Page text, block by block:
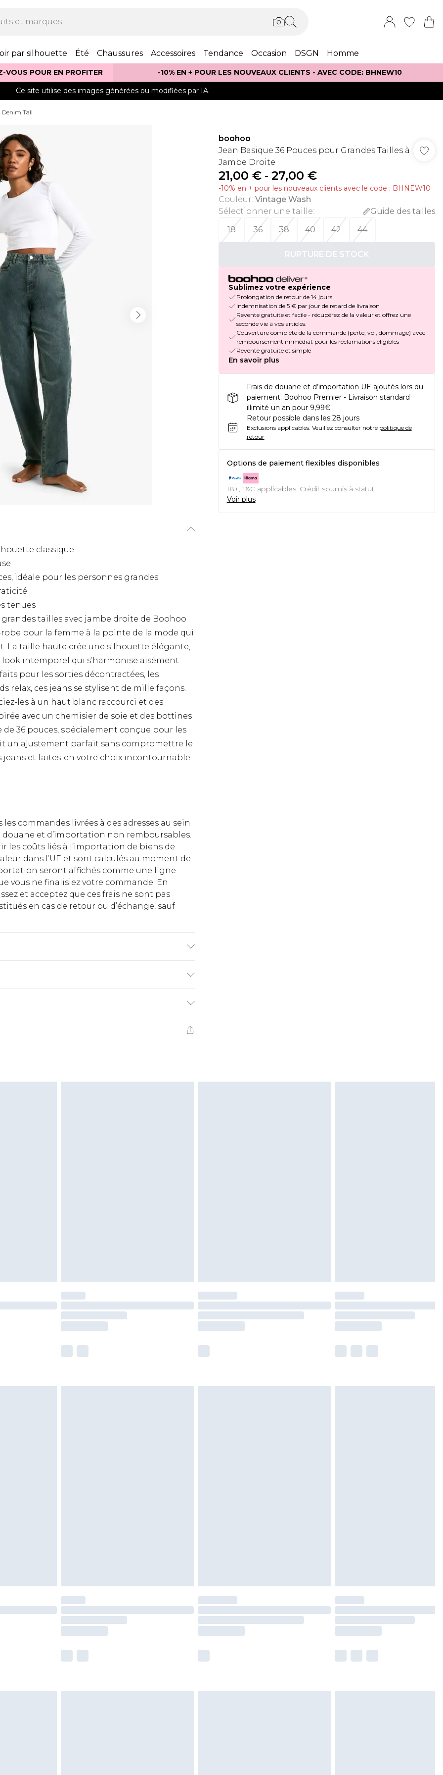
par silhouette Été Chaussures Accessoires Tendance Occasion DSGN Homme
VOUS POUR EN PROFITER -10% EN + POUR LES NOUVEAUX CLIENTS - AVEC CODE: BHNEW10
Ce site utilise des images générées ou modifiées par IA.
Denim Tall
classique
idéale pour les personnes grandes
tenues
tailles avec jambe droite de Boohoo
pour la femme à la pointe de la mode qui
La taille haute crée une silhouette élégante,
intemporel qui s’harmonise aisément
pour les sorties décontractées, les
relax, ces jeans se stylisent de mille façons.
les à un haut blanc raccourci et des
avec un chemisier de soie et des bottines
36 pouces, spécialement conçue pour les
un ajustement parfait sans compromettre le
jeans et faites-en votre choix incontournable
commandes livrées à des adresses au sein
douane et d’importation non remboursables.
les coûts liés à l’importation de biens de
dans l’UE et sont calculés au moment de
seront affichés comme une ligne
vous ne finalisiez votre commande. En
et acceptez que ces frais ne sont pas
en cas de retour ou d’échange, sauf
€2.99
€9.99
boohoo
Jean Basique 36 Pouces pour Grandes Tailles à
Jambe Droite
21,00 €- 27,00 €
-10% en + pour les nouveaux clients avec le code : BHNEW10
Couleur: Vintage Wash
Sélectionner une taille:
Guide des tailles
18
36 38 40 42 44
RUPTURE DE STOCK
Sublimez votre expérience
Prolongation de retour de 14 jours
Indemnisation de 5 € par jour de retard de livraison
Revente gratuite et facile - récupérez de la valeur et offrez une
seconde vie à vos articles.
Couverture complète de la commande (perte, vol, dommage) avec
remboursement immédiat pour les réclamations éligibles
Revente gratuite et simple
En savoir plus
Frais de douane et d’importation UE ajoutés lors du
paiement. Boohoo Premier - Livraison standard
illimité un an pour 9,99€
Retour possible dans les 28 jours
Exclusions applicables. Veuillez consulter notre politique de
retour
Options de paiement flexibles disponibles
18+, T&C applicables. Crédit soumis à statut
Voir plus